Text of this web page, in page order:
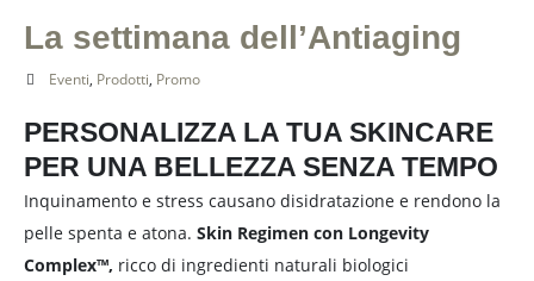
La settimana dell’Antiaging
Eventi Prodotti Promo
PERSONALIZZA LA TUA SKINCARE
PER UNA BELLEZZA SENZA TEMPO
Inquinamento e stress causano disidratazione e rendono la
pelle spenta e atona. Skin Regimen con Longevity
Complex™, ricco di ingredienti naturali biologici